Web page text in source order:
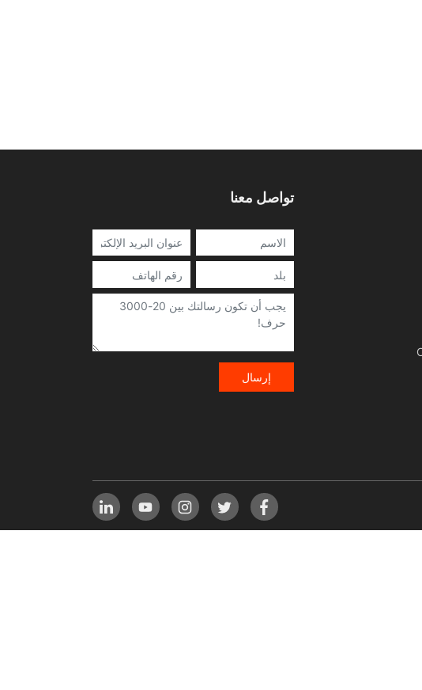
تواصل معنا
إرسال